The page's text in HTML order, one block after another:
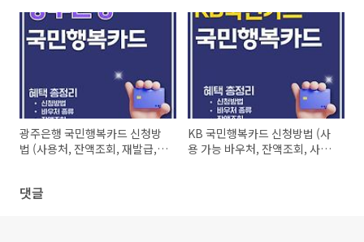
광주은행 국민행복카드 신청방
법 (사용처, 잔액조회, 재발급,
KB 국민행복카드 신청방법 (사
용 가능 바우처, 잔액조회, 사용
댓글